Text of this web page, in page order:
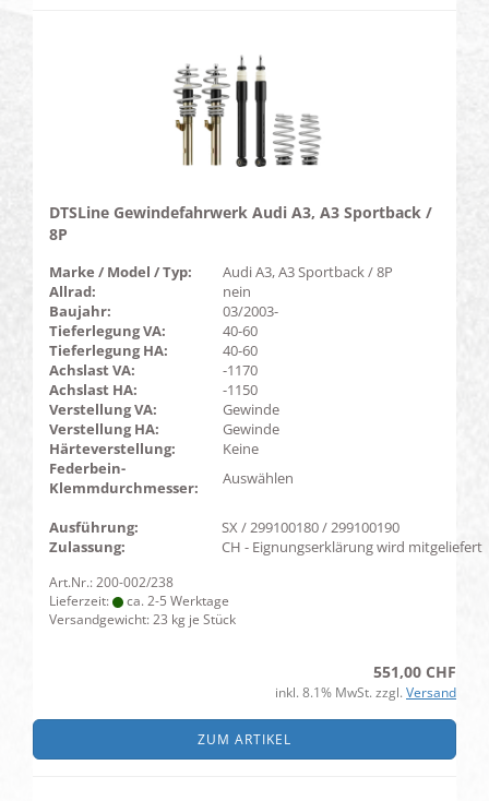
DTSLine Gewindefahrwerk Audi A3, A3 Sportback /
8P
Marke / Model / Typ:
Audi A3, A3 Sportback / 8P
Allrad:
nein
Baujahr:
03/2003-
Tieferlegung VA:
40-60
Tieferlegung HA:
40-60
Achslast VA:
-1170
Achslast HA:
-1150
Verstellung VA:
Gewinde
Verstellung HA:
Gewinde
Härteverstellung:
Keine
Federbein-
Klemmdurchmesser:
Auswählen
Ausführung:
SX / 299100180 / 299100190
Zulassung:
CH - Eignungserklärung wird mitgeliefert
Art.Nr.: 200-002/238
Lieferzeit:
ca. 2-5 Werktage
Versandgewicht:23 kg je Stück
551,00 CHF
inkl. 8.1% MwSt. zzgl. Versand
ZUM ARTIKEL